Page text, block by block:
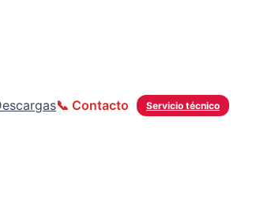
Servicio técnico
📞 Contacto